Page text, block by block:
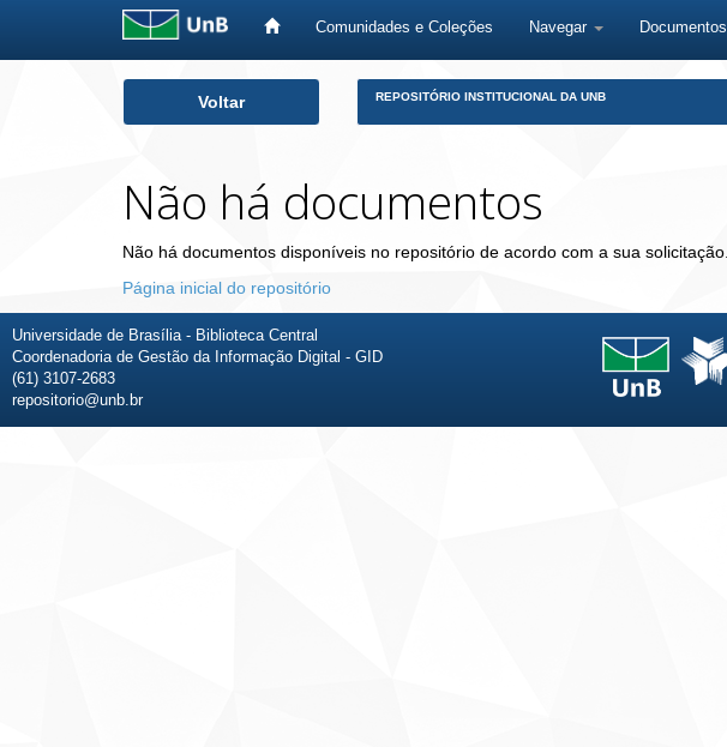
Comunidades e Coleções Navegar Documentos
Voltar REPOSITÓRIO INSTITUCIONAL DA UNB
Não há documentos
Não há documentos disponíveis no repositório de acordo com a sua solicitação.
Página inicial do repositório
Universidade de Brasília - Biblioteca Central
Coordenadoria de Gestão da Informação Digital - GID
(61) 3107-2683
repositorio@unb.br